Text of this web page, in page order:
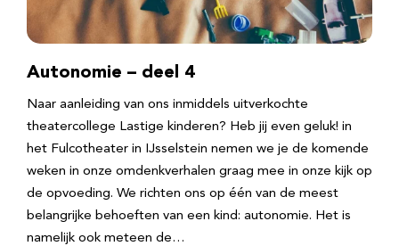
Autonomie – deel 4
Naar aanleiding van ons inmiddels uitverkochte
theatercollege Lastige kinderen? Heb jij even geluk! in
het Fulcotheater in IJsselstein nemen we je de komende
weken in onze omdenkverhalen graag mee in onze kijk op
de opvoeding. We richten ons op één van de meest
belangrijke behoeften van een kind: autonomie. Het is
namelijk ook meteen de…